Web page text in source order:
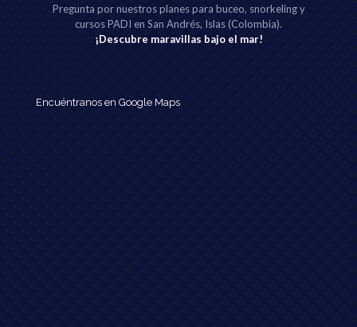
Pregunta por nuestros planes para buceo, snorkeling y
cursos PADI en San Andrés, Islas (Colombia).
¡Descubre maravillas bajo el mar!
Encuéntranos en Google Maps